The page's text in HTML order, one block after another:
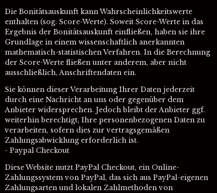
Die Bonitätsauskunft kann Wahrscheinlichkeitswerte
enthalten (sog. Score-Werte). Soweit Score-Werte in das
Ergebnis der Bonitätsauskunft einfließen, haben sie ihre
Grundlage in einem wissenschaftlich anerkannten
mathematisch-statistischen Verfahren. In die Berechnung
der Score-Werte fließen unter anderem, aber nicht
ausschließlich, Anschriftendaten ein.
Sie können dieser Verarbeitung Ihrer Daten jederzeit
durch eine Nachricht an uns oder gegenüber dem
Anbieter widersprechen. Jedoch bleibt der Anbieter ggf.
weiterhin berechtigt, Ihre personenbezogenen Daten zu
verarbeiten, sofern dies zur vertragsgemäßen
Zahlungsabwicklung erforderlich ist.
- Paypal Checkout
Diese Website nutzt PayPal Checkout, ein Online-
Zahlungssystem von PayPal, das sich aus PayPal-eigenen
Zahlungsarten und lokalen Zahlmethoden von